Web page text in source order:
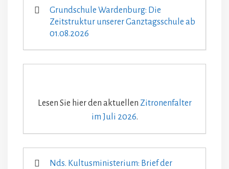
Grundschule Wardenburg: Die
Zeitstruktur unserer Ganztagsschule ab
01.08.2026
Lesen Sie hier den aktuellen Zitronenfalter
im Juli 2026.
Nds. Kultusministerium: Brief der